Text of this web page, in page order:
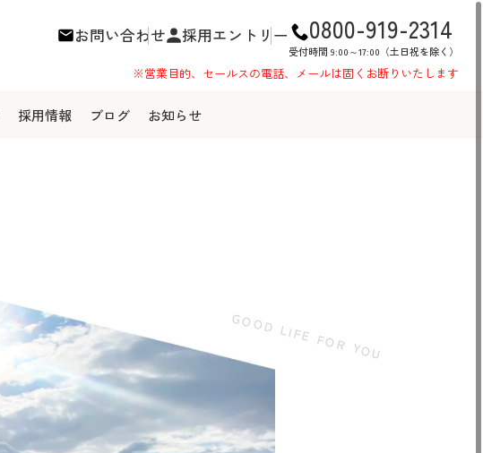
お問い合わせ 採用エントリー 0800-919-2314
受付時間 9:00～17:00（土日祝を除く）
採用情報 ブログ お知らせ
GOOD LIFE FOR YOU